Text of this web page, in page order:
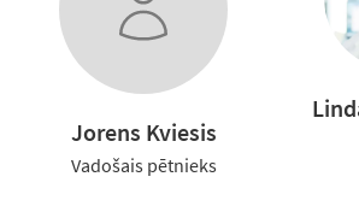
Jorens Kviesis
Vadošais pētnieks